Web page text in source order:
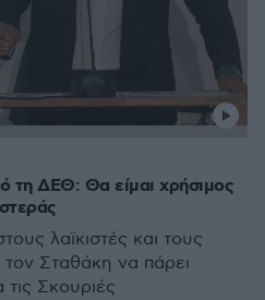
τη ΔΕΘ: Θα είμαι χρήσιμος
λαϊκιστές και τους
Σταθάκη να πάρει
Σκουριές